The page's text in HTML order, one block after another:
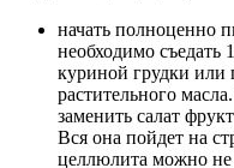
начать полноценно
необходимо съедать
куриной грудки или
растительного
заменить салат
Вся она пойдет на
целлюлита можно не